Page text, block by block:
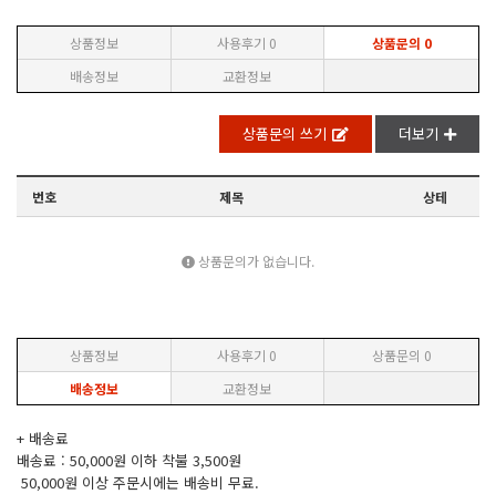
상품정보 사용후기 0 상품문의 0
배송정보
교환정보
상품문의 쓰기 더보기
번호 제목 상테
상품문의가 없습니다.
상품정보 사용후기 0 상품문의 0
배송정보
교환정보
+ 배송료
배송료 : 50,000원 이하 착불 3,500원
50,000원 이상 주문시에는 배송비 무료.